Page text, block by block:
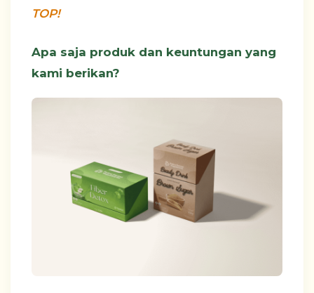
TOP!
Apa saja produk dan keuntungan yang
kami berikan?